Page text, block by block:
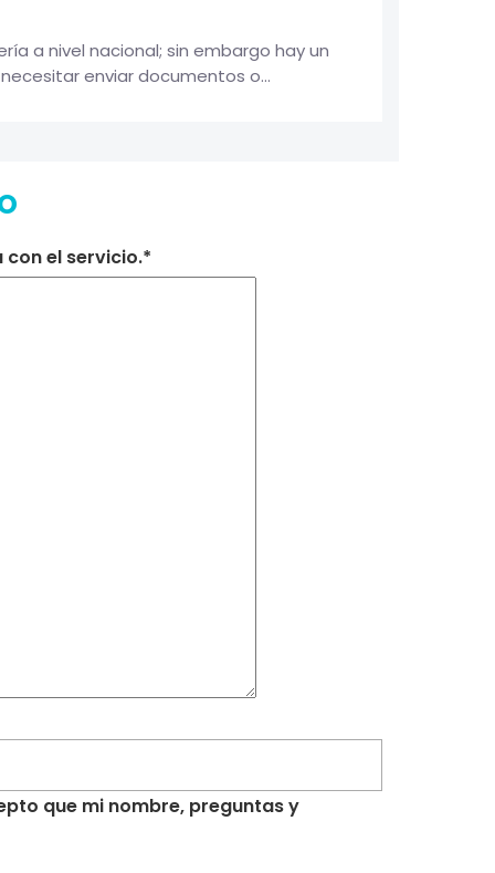
a nivel nacional; sin embargo hay un
enviar documentos o...
el servicio.*
que mi nombre, preguntas y